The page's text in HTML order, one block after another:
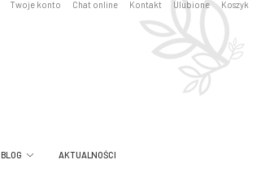
Twoje konto Chat online Kontakt Ulubione Koszyk
BLOG AKTUALNOŚCI